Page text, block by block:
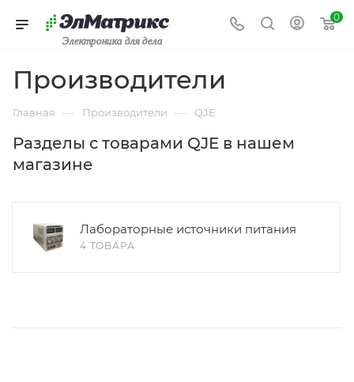
Электроника для дела
0
Производители
Главная — Производители — QJE
Разделы с товарами QJE в нашем
магазине
Лабораторные источники питания
4 ТОВАРА